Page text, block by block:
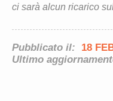
ci sarà alcun ricarico
Pubblicato il:
18
Ultimo